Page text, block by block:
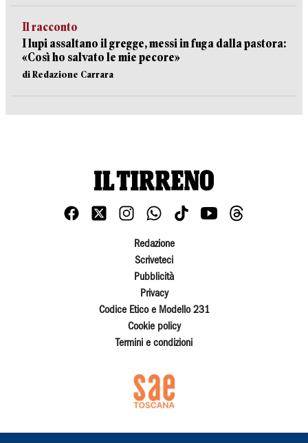
Il racconto
I lupi assaltano il gregge, messi in fuga dalla pastora:
«Così ho salvato le mie pecore»
di Redazione Carrara
Redazione
Scriveteci
Pubblicità
Privacy
Codice Etico e Modello 231
Cookie policy
Termini e condizioni